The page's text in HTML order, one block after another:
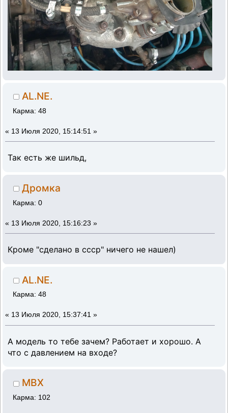
AL.NE.
Карма: 48
« 13 Июля 2020, 15:14:51 »
Так есть же шильд,
Дромка
Карма: 0
« 13 Июля 2020, 15:16:23 »
Кроме "сделано в ссср" ничего не нашел)
AL.NE.
Карма: 48
« 13 Июля 2020, 15:37:41 »
А модель то тебе зачем? Работает и хорошо. А
что с давлением на входе?
MBX
Карма: 102